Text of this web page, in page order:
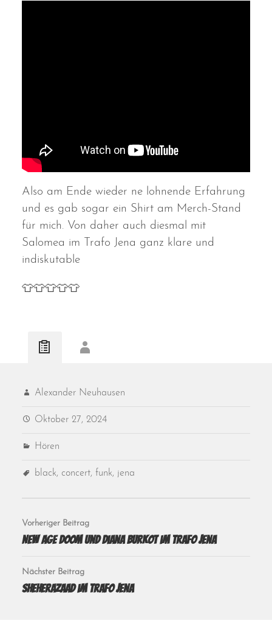
Also am Ende wieder ne lohnende Erfahrung
und es gab sogar ein Shirt am Merch-Stand
für mich. Von daher auch diesmal mit
Salomea im Trafo Jena ganz klare und
indiskutable
👕👕👕👕👕
Alexander Neuhausen
Oktober 27, 2024
Hören
black, concert, funk, jena
Vorheriger Beitrag
New Age Doom und Diana Burkot im Trafo Jena
Nächster Beitrag
Sheherazaad im Trafo Jena